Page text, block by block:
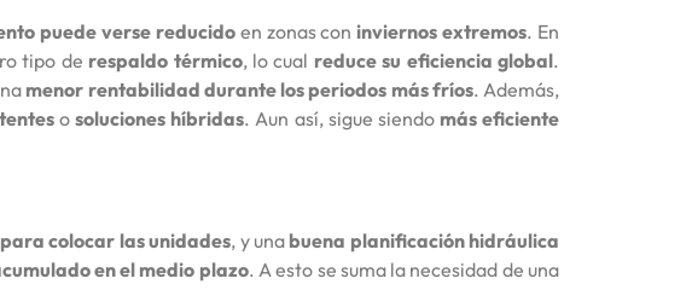
puede verse reducidoen zonas con inviernos extremos. En
tipo de respaldo térmico, lo cual reduce su eficiencia global.
menor rentabilidad durante los periodos más fríos. Además,
osoluciones híbridas. Aun así, sigue siendo más eficiente
colocar las unidades, y una buena planificación hidráulica
en el medio plazo. A esto se suma la necesidad de una